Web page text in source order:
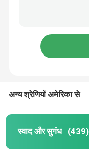
अन्य श्रेणियों अमेरिका से
स्वाद और सुगंध (439)